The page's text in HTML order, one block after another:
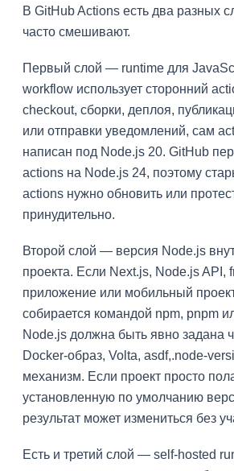
В GitHub Actions есть два разных
часто смешивают.
Первый слой — runtime для
workflow использует сторонний
checkout, сборки, деплоя,
или отправки уведомлений, сам
написан под Node.js 20. GitHub
actions на Node.js 24, поэтому
actions нужно обновить или
принудительно.
Второй слой — версия Node.js
проекта. Если Next.js, Node.js API,
приложение или мобильный
собирается командой npm, pnpm
Node.js должна быть явно задана
Docker-образ, Volta, asdf,.node-
механизм. Если проект просто
установленную по умолчанию
результат может измениться без
Есть и третий слой — self-hosted